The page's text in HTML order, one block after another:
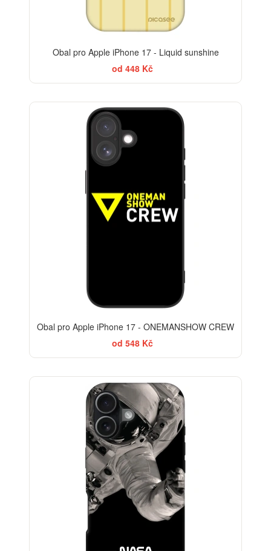
Obal pro Apple iPhone 17 - Liquid sunshine
od 448 Kč
Obal pro Apple iPhone 17 - ONEMANSHOW CREW
od 548 Kč